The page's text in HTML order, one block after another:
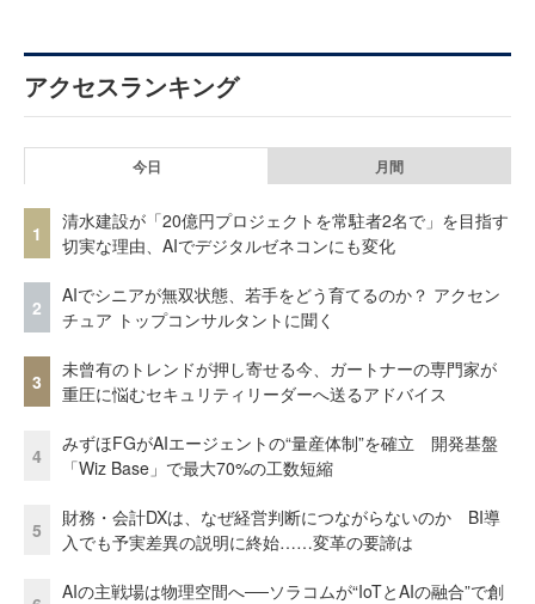
アクセスランキング
今日 月間
1
清水建設が「20億円プロジェクトを常駐者2名で」を目指す
切実な理由、AIでデジタルゼネコンにも変化
2
AIでシニアが無双状態、若手をどう育てるのか？ アクセン
チュア トップコンサルタントに聞く
3
未曾有のトレンドが押し寄せる今、ガートナーの専門家が
重圧に悩むセキュリティリーダーへ送るアドバイス
4
みずほFGがAIエージェントの“量産体制”を確立 開発基盤
「Wiz Base」で最大70%の工数短縮
5
財務・会計DXは、なぜ経営判断につながらないのか BI導
入でも予実差異の説明に終始……変革の要諦は
AIの主戦場は物理空間へ──ソラコムが“IoTとAIの融合”で創